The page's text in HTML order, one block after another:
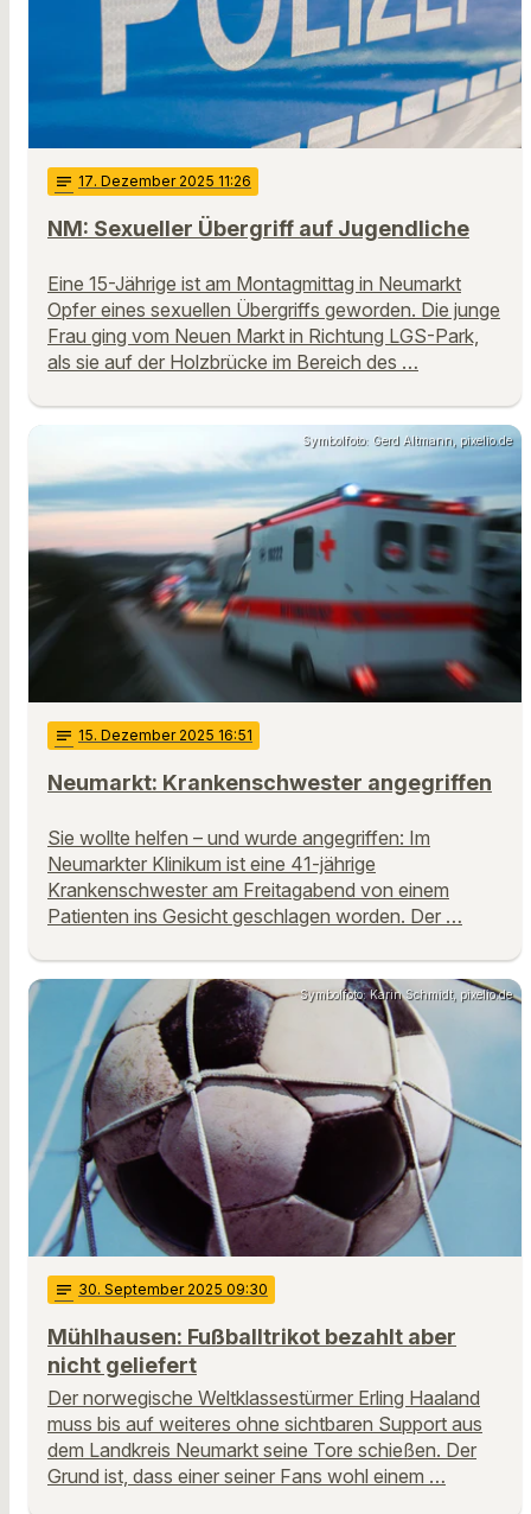
notes 17. Dezember 2025 11:26
NM: Sexueller Übergriff auf Jugendliche
Eine 15-Jährige ist am Montagmittag in Neumarkt
Opfer eines sexuellen Übergriffs geworden. Die junge
Frau ging vom Neuen Markt in Richtung LGS-Park,
als sie auf der Holzbrücke im Bereich des …
Symbolfoto: Gerd Altmann, pixelio.de
notes 15. Dezember 2025 16:51
Neumarkt: Krankenschwester angegriffen
Sie wollte helfen – und wurde angegriffen: Im
Neumarkter Klinikum ist eine 41-jährige
Krankenschwester am Freitagabend von einem
Patienten ins Gesicht geschlagen worden. Der …
Symbolfoto: Karin Schmidt, pixelio.de
notes 30. September 2025 09:30
Mühlhausen: Fußballtrikot bezahlt aber
nicht geliefert
Der norwegische Weltklassestürmer Erling Haaland
muss bis auf weiteres ohne sichtbaren Support aus
dem Landkreis Neumarkt seine Tore schießen. Der
Grund ist, dass einer seiner Fans wohl einem …